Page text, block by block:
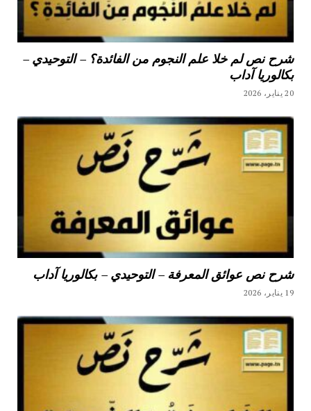
شرح نص لم خلا علم النجوم من الفائدة؟ – التوحيدي –
بكالوريا آداب
20 يناير، 2026
شرح نص عوائق المعرفة – التوحيدي – بكالوريا آداب
19 يناير، 2026